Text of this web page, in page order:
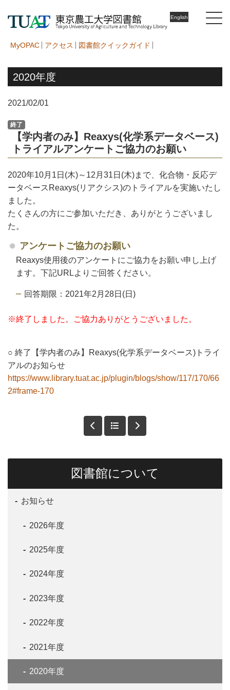
English
MyOPAC アクセス 図書館クイックガイド
図書館について
お知らせ
2026年度
2025年度
2024年度
2023年度
2022年度
2021年度
2020年度
2020年度
2021/02/01
終了
【学内者のみ】Reaxys(化学系データベース)
トライアルアンケートご協力のお願い
2020年10月1日(木)～12月31日(木)まで、化合物・反応デ
ータベースReaxys(リアクシス)のトライアルを実施いたし
ました。
たくさんの方にご参加いただき、ありがとうございまし
た。
アンケートご協力のお願い
Reaxys使用後のアンケートにご協力をお願い申し上げ
ます。下記URLよりご回答ください。
回答期限：2021年2月28日(日)
※終了しました。ご協力ありがとうございました。
○ 終了【学内者のみ】Reaxys(化学系データベース)トライ
アルのお知らせ
https://www.library.tuat.ac.jp/plugin/blogs/show/117/170/66
2#frame-170